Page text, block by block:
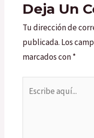
Deja Un
Tu dirección de
publicada. Los
marcados con*